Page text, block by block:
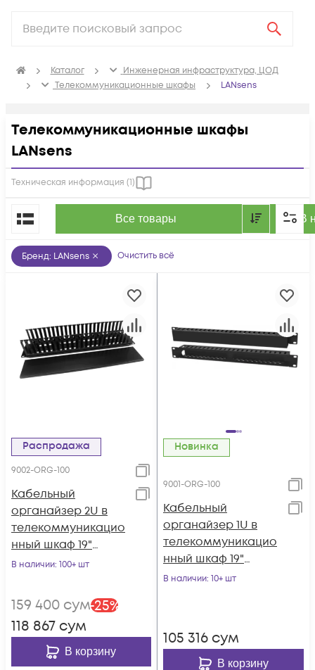
Каталог
Инженерная инфраструктура, ЦОД
Телекоммуникационные шкафы
LANsens
Телекоммуникационные шкафы
LANsens
Техническая информация (1)
Все товары В
По популярности
Бренд: LANsens Очистить всё
Распродажа
9002-ORG-100
Кабельный
органайзер 2U в
телекоммуникацио
нный шкаф 19"
LANsens (9002-ORG-
В наличии: 100+ шт
159 400 сум-25%
118 867 сум
В корзину
Новинка
9001-ORG-100
Кабельный
органайзер 1U в
телекоммуникацио
нный шкаф 19"
LANsens (9001-ORG-
В наличии: 10+ шт
105 316 сум
В корзину